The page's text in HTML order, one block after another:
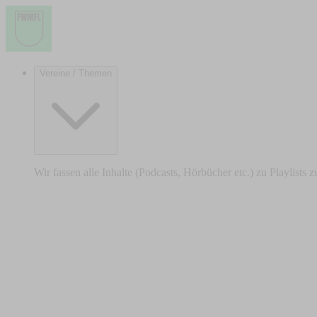
Vereine / Themen
Wir fassen alle Inhalte (Podcasts, Hörbücher etc.) zu Playlists